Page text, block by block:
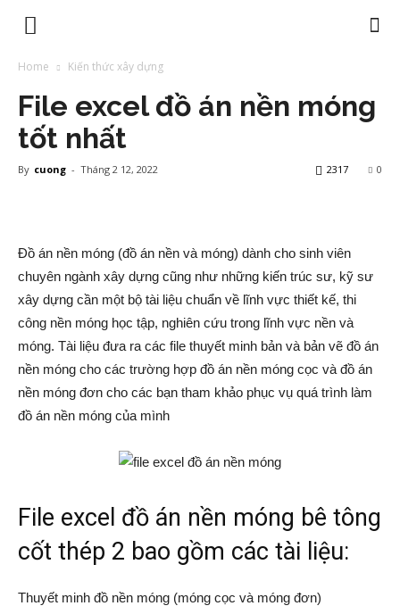
Home Kiến thức xây dựng
File excel đồ án nền móng
tốt nhất
By cuong - Tháng 2 12, 2022 0
2317
Đồ án nền móng (đồ án nền và móng) dành cho sinh viên
chuyên ngành xây dựng cũng như những kiến trúc sư, kỹ sư
xây dựng cần một bộ tài liệu chuẩn về lĩnh vực thiết kế, thi
công nền móng học tập, nghiên cứu trong lĩnh vực nền và
móng. Tài liệu đưa ra các file thuyết minh bản và bản vẽ đồ án
nền móng cho các trường hợp đồ án nền móng cọc và đồ án
nền móng đơn cho các bạn tham khảo phục vụ quá trình làm
đồ án nền móng của mình
File excel đồ án nền móng bê tông
cốt thép 2 bao gồm các tài liệu:
Thuyết minh đồ nền móng (móng cọc và móng đơn)